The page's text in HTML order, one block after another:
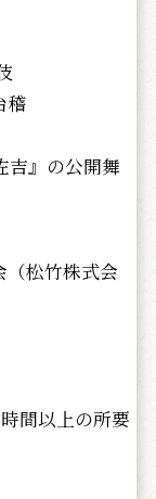
稽
』の公開舞
（松竹株式会
間以上の所要